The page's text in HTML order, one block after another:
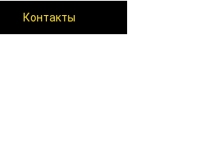
Контакты